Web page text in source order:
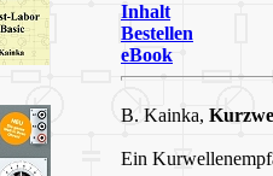
Inhalt
Bestellen
eBook
B. Kainka,
Ein